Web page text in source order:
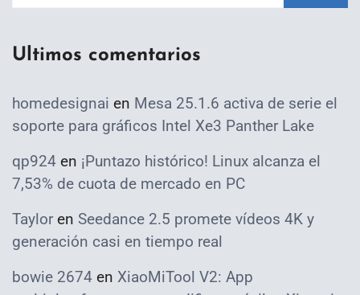
Ultimos comentarios
homedesignai en Mesa 25.1.6 activa de serie el
soporte para gráficos Intel Xe3 Panther Lake
qp924 en ¡Puntazo histórico! Linux alcanza el
7,53% de cuota de mercado en PC
Taylor en Seedance 2.5 promete vídeos 4K y
generación casi en tiempo real
bowie 2674 en XiaoMiTool V2: App